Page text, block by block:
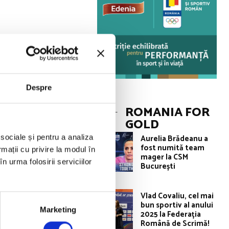
Despre
și pentru a analiza
cu privire la modul în
urma folosirii serviciilor
Marketing
să
tineret – 10
primit dreptul
ROMANIA FOR
GOLD
Aurelia Brădeanu a
fost numită team
mager la CSM
București
Vlad Covaliu, cel mai
bun sportiv al anului
2025 la Federația
Română de Scrimă!